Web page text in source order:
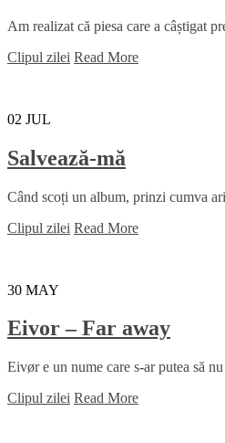
Am realizat că piesa care a câștigat
Clipul zilei Read More
02 JUL
Salvează-mă
Când scoți un album, prinzi cumva
Clipul zilei Read More
30 MAY
Eivor – Far away
Eivør e un nume care s-ar putea să
Clipul zilei Read More